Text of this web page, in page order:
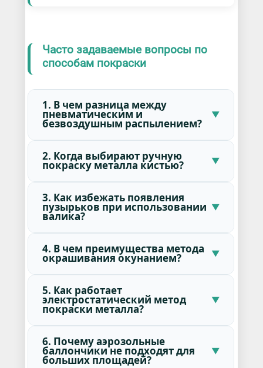
Часто задаваемые вопросы по
способам покраски
1. В чем разница между
пневматическим и
безвоздушным распылением?
2. Когда выбирают ручную
покраску металла кистью?
3. Как избежать появления
пузырьков при использовании
валика?
4. В чем преимущества метода
окрашивания окунанием?
5. Как работает
электростатический метод
покраски металла?
6. Почему аэрозольные
баллончики не подходят для
больших площадей?